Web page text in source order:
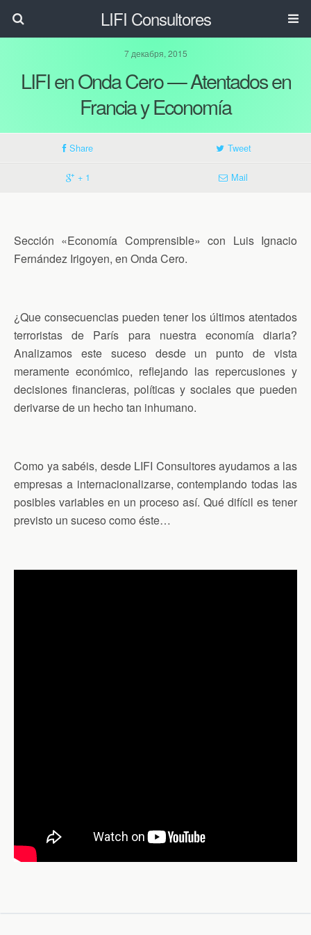
LIFI Consultores
7 декабря, 2015
LIFI en Onda Cero — Atentados en
Francia y Economía
Share Tweet
+ 1 Mail
Sección «Economía Comprensible» con Luis Ignacio
Fernández Irigoyen, en Onda Cero.
¿Que consecuencias pueden tener los últimos atentados
terroristas de París para nuestra economía diaria?
Analizamos este suceso desde un punto de vista
meramente económico, reflejando las repercusiones y
decisiones financieras, políticas y sociales que pueden
derivarse de un hecho tan inhumano.
Como ya sabéis, desde LIFI Consultores ayudamos a las
empresas a internacionalizarse, contemplando todas las
posibles variables en un proceso así. Qué difícil es tener
previsto un suceso como éste…